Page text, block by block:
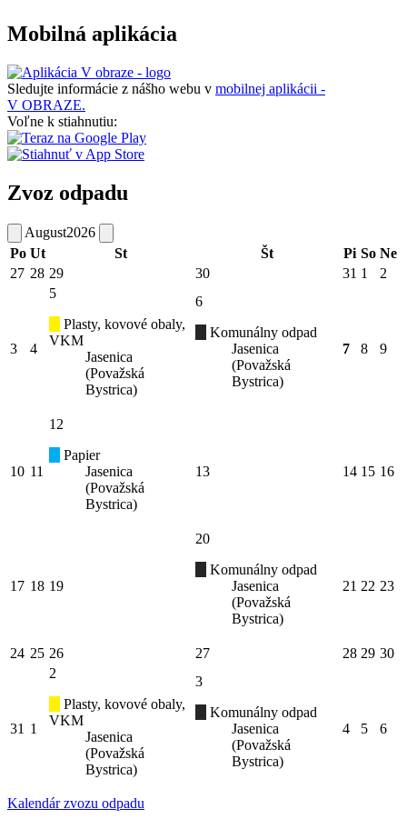
Mobilná aplikácia
Sledujte informácie z nášho webu v mobilnej aplikácii -
V OBRAZE.
Voľne k stiahnutiu:
Zvoz odpadu
August2026
Po Ut St Št Pi So Ne
27 28 29 30 31 1 2
3 4
5
Plasty, kovové obaly,
VKM
Jasenica
(Považská
Bystrica)
6
Komunálny odpad
Jasenica
(Považská
Bystrica)
7 8 9
10 11
12
Papier
Jasenica
(Považská
Bystrica)
13 14 15 16
17 18 19
20
Komunálny odpad
Jasenica
(Považská
Bystrica)
21 22 23
24 25 26 27 28 29 30
31 1
2
Plasty, kovové obaly,
VKM
Jasenica
(Považská
Bystrica)
3
Komunálny odpad
Jasenica
(Považská
Bystrica)
4 5 6
Kalendár zvozu odpadu